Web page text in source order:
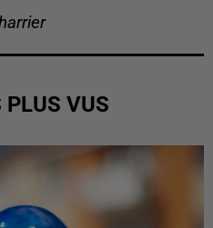
PLUS VUS